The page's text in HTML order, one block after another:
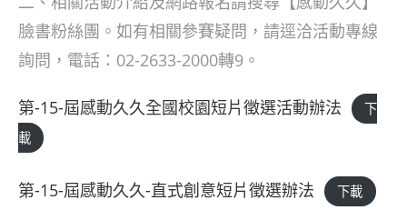
臉書粉絲團。如有相關參賽疑問，請逕洽活動專線
詢問，電話：02-2633-2000轉9。
第-15-屆感動久久全國校園短片徵選活動辦法
下
載
第-15-屆感動久久-直式創意短片徵選辦法 下載